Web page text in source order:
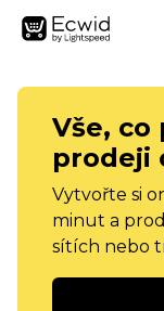
Vše,
prodeji
Vytvořte si
minut a
sítích nebo